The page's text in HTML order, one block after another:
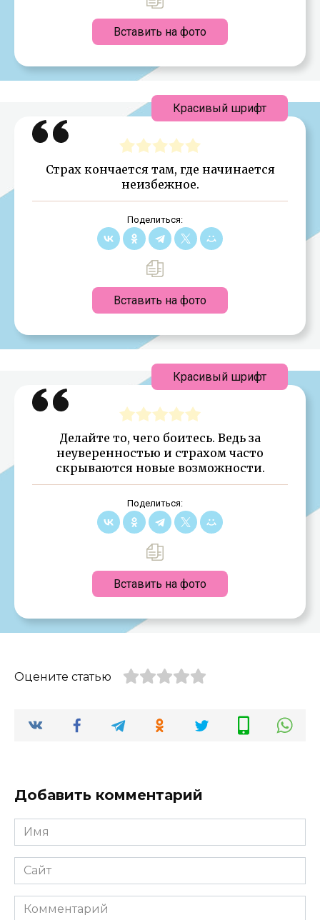
Вставить на фото
Страх кончается там, где начинается
неизбежное.
Поделиться:
Вставить на фото
Красивый шрифт
Делайте то, чего боитесь. Ведь за
неуверенностью и страхом часто
скрываются новые возможности.
Поделиться:
Вставить на фото
Красивый шрифт
Оцените статью
Добавить комментарий
Имя
*
Сайт
Комментарий